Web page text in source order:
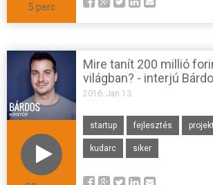
5 perc
Mire tanít 200 millió
világban? - interjú
2016. Jan 13.
startup fejlesztés projekt
kudarc siker